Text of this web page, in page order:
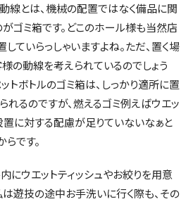
線とは、機械の配置ではなく備品に関
がゴミ箱です。どこのホール様も当然店
ていらっしゃいますよね。ただ、置く場
の動線を考えられているのでしょう
トボトルのゴミ箱は、しっかり適所に置
れるのですが、燃えるゴミ例えばウエッ
置に対する配慮が足りていないなぁと
です。
にウエットティッシュやお絞りを用意
は遊技の途中お手洗いに行く際も、その